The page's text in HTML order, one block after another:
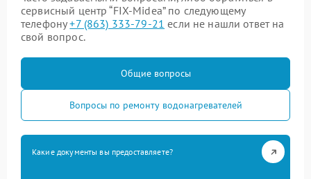
сервисный центр “FIX-Midea” по следующему
телефону+7 (863) 333-79-21 если не нашли ответ на
свой вопрос.
Общие вопросы
Вопросы по ремонту водонагревателей
Какие документы вы предоставляете?